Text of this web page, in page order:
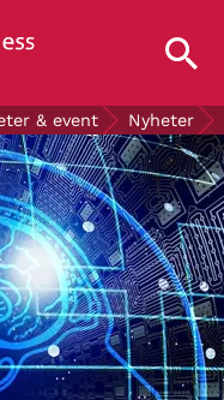
& event Nyheter